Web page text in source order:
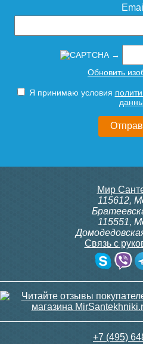
Редуктор давления
выходом под манометр
Email
→
Обновить
Я принимаю условия
Мир
115612,
115551,
Связь с
+7 (495)